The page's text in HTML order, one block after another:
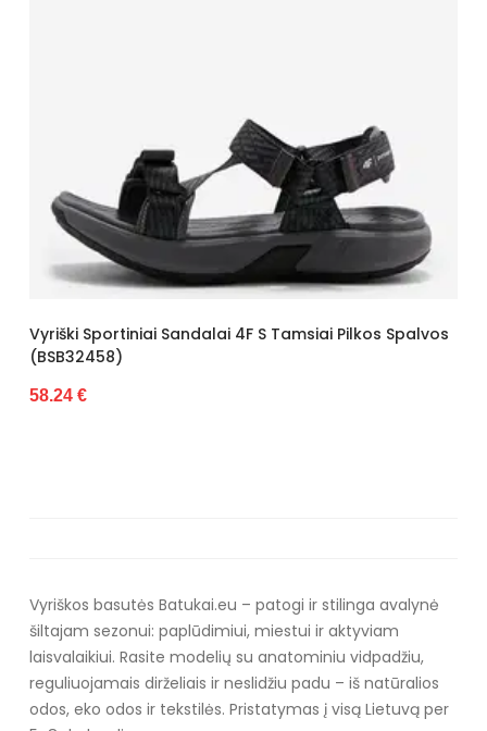
Vyriški Sportiniai Sandalai 4F S Tamsiai Pilkos Spalvos
(BSB32458)
58.24 €
Vyriškos basutės Batukai.eu – patogi ir stilinga avalynė
šiltajam sezonui: paplūdimiui, miestui ir aktyviam
laisvalaikiui. Rasite modelių su anatominiu vidpadžiu,
reguliuojamais dirželiais ir neslidžiu padu – iš natūralios
odos, eko odos ir tekstilės. Pristatymas į visą Lietuvą per